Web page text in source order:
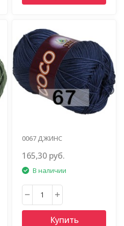
0067 ДЖИНС
165,30 руб.
В наличии
Купить